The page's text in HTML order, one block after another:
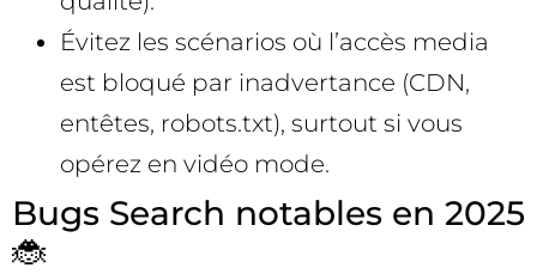
Évitez les scénarios où l’accès media
est bloqué par inadvertance (CDN,
entêtes, robots.txt), surtout si vous
opérez en vidéo mode.
Bugs Search notables en 2025
🐞